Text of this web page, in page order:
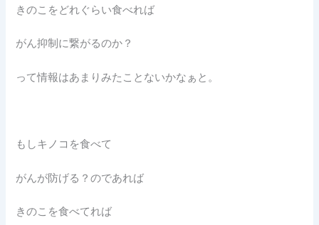
きのこをどれぐらい食べれば
がん抑制に繋がるのか？
って情報はあまりみたことないかなぁと。
もしキノコを食べて
がんが防げる？のであれば
きのこを食べてれば